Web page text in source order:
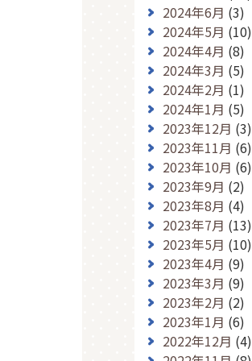
2024年6月 (3)
2024年5月 (10)
2024年4月 (8)
2024年3月 (5)
2024年2月 (1)
2024年1月 (5)
2023年12月 (3)
2023年11月 (6)
2023年10月 (6)
2023年9月 (2)
2023年8月 (4)
2023年7月 (13)
2023年5月 (10)
2023年4月 (9)
2023年3月 (9)
2023年2月 (2)
2023年1月 (6)
2022年12月 (4)